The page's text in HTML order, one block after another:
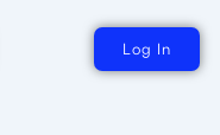
Log In